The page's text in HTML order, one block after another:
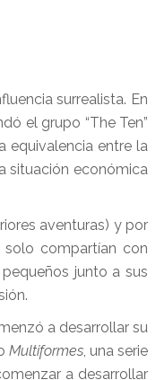
surrealista. En
el grupo “The Ten”
equivalencia entre la
situación económica
aventuras) y por
compartían con
junto a sus
a desarrollar su
Multiformes, una serie
a desarrollar